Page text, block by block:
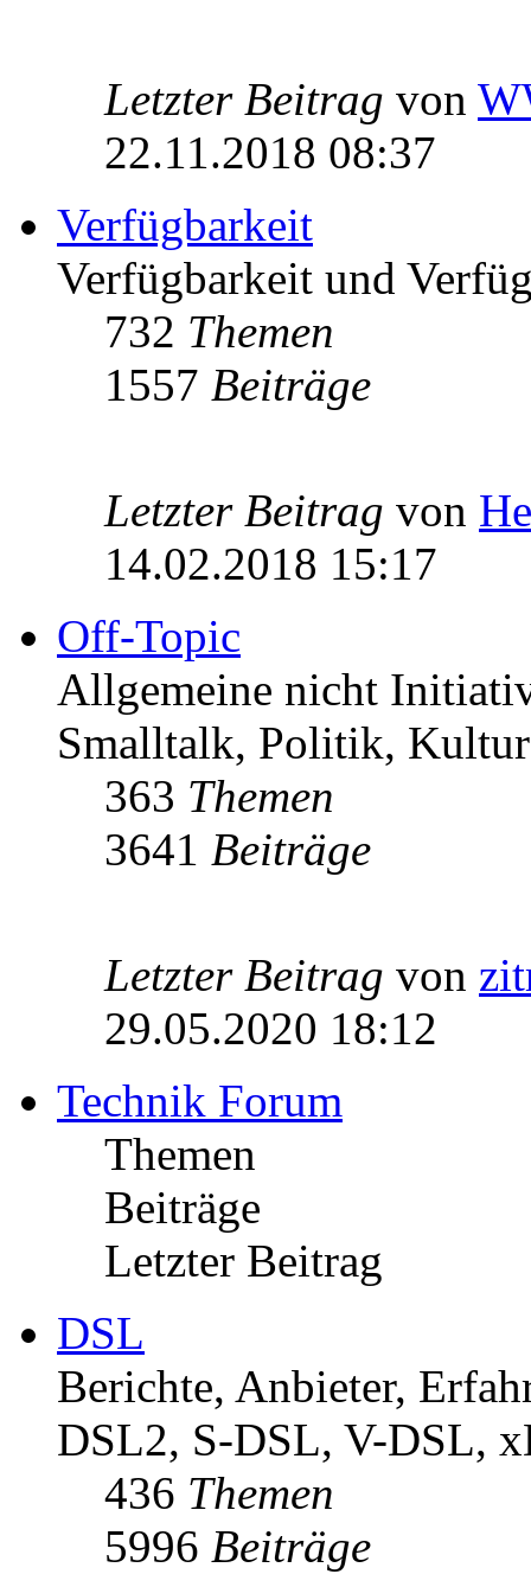
Letzter Beitrag von
22.11.2018 08:37
Verfügbarkeit
Verfügbarkeit und
732 Themen
1557 Beiträge
Letzter Beitrag von
14.02.2018 15:17
Off-Topic
Allgemeine nicht
Smalltalk, Politik, Kultur
363 Themen
3641 Beiträge
Letzter Beitrag von
29.05.2020 18:12
Technik Forum
Themen
Beiträge
Letzter Beitrag
DSL
Berichte, Anbieter,
DSL2, S-DSL, V-DSL,
436 Themen
5996 Beiträge